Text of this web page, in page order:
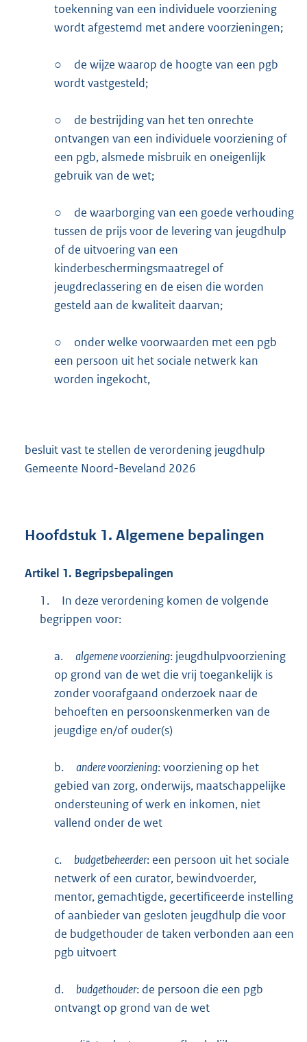
toekenning van een individuele voorziening
wordt afgestemd met andere voorzieningen;
○
de wijze waarop de hoogte van een pgb
wordt vastgesteld;
○
de bestrijding van het ten onrechte
ontvangen van een individuele voorziening of
een pgb, alsmede misbruik en oneigenlijk
gebruik van de wet;
○
de waarborging van een goede verhouding
tussen de prijs voor de levering van jeugdhulp
of de uitvoering van een
kinderbeschermingsmaatregel of
jeugdreclassering en de eisen die worden
gesteld aan de kwaliteit daarvan;
○
onder welke voorwaarden met een pgb
een persoon uit het sociale netwerk kan
worden ingekocht,
besluit vast te stellen de verordening jeugdhulp
Gemeente Noord-Beveland 2026
Hoofdstuk 1. Algemene bepalingen
Artikel 1. Begripsbepalingen
1.
In deze verordening komen de volgende
begrippen voor:
a. algemene voorziening: jeugdhulpvoorziening
op grond van de wet die vrij toegankelijk is
zonder voorafgaand onderzoek naar de
behoeften en persoonskenmerken van de
jeugdige en/of ouder(s)
b. andere voorziening: voorziening op het
gebied van zorg, onderwijs, maatschappelijke
ondersteuning of werk en inkomen, niet
vallend onder de wet
c. budgetbeheerder: een persoon uit het sociale
netwerk of een curator, bewindvoerder,
mentor, gemachtigde, gecertificeerde instelling
of aanbieder van gesloten jeugdhulp die voor
de budgethouder de taken verbonden aan een
pgb uitvoert
d. budgethouder: de persoon die een pgb
ontvangt op grond van de wet